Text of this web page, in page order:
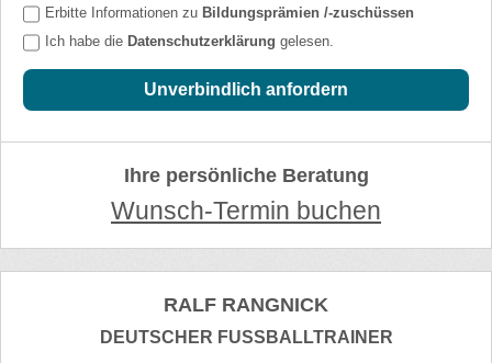
Erbitte Informationen zu Bildungsprämien /-zuschüssen
Ich habe die Datenschutzerklärung gelesen.
Unverbindlich anfordern
Ihre persönliche Beratung
Wunsch-Termin buchen
RALF RANGNICK
DEUTSCHER FUSSBALLTRAINER